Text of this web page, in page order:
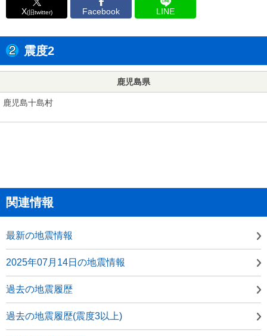
X(旧twitter) Facebook LINE
震度2
鹿児島県
鹿児島十島村
関連情報
最新の地震情報
2025年07月14日の地震情報
過去の地震履歴
過去の地震履歴(震度3以上)